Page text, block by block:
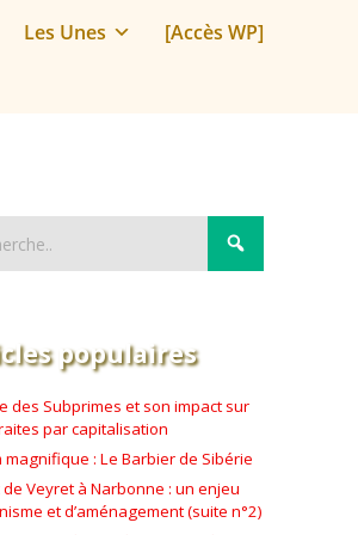
Les Unes [Accès WP]
populaires
des Subprimes et son impact sur
par capitalisation
magnifique : Le Barbier de Sibérie
de Veyret à Narbonne : un enjeu
et d’aménagement (suite n°2)